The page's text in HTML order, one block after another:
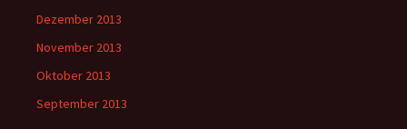
Dezember 2013
November 2013
Oktober 2013
September 2013